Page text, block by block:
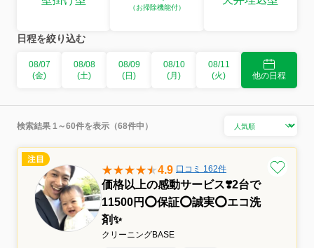
（お掃除機能付）
日程を絞り込む
08/07
(金)
08/08
(土)
08/09
(日)
08/10
(月)
08/11
(火)
他の日程
検索結果 1～60件を表示（68件中）
4.9 口コミ 162件
価格以上の感動サービス❣️2台で
11500円⭕️保証⭕️誠実⭕️エコ洗
剤✨
クリーニングBASE